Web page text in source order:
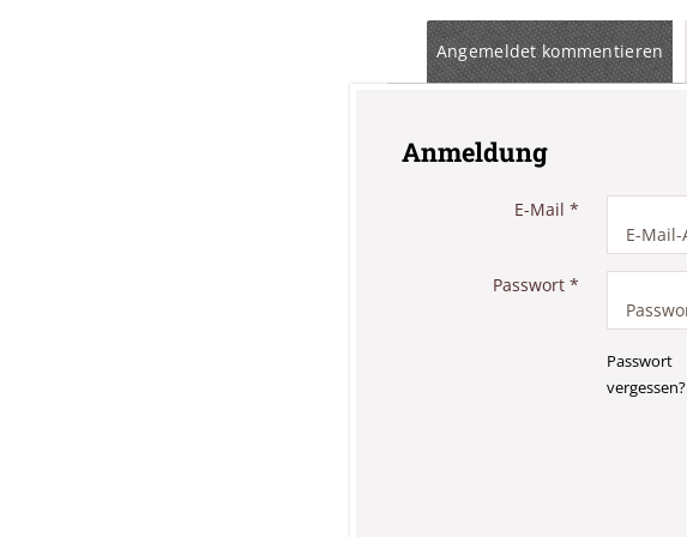
Angemeldet kommentieren
Anmeldung
E-Mail *
Passwort *
Passwort
vergessen?